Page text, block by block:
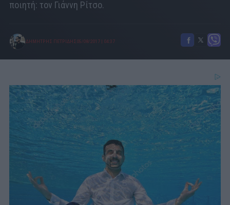
ποιητή: τον Γιάννη Ρίτσο.
ΔΗΜΗΤΡΗΣ ΠΕΤΡΙΔΗΣ 05/08/2017 04:37